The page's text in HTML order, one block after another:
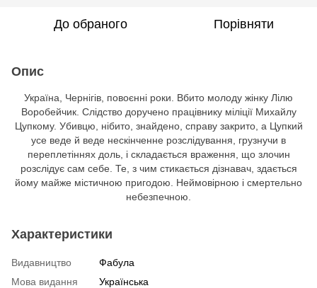
До обраного Порівняти
Опис
Україна, Чернігів, повоєнні роки. Вбито молоду жінку Лілю
Воробейчик. Слідство доручено працівнику міліції Михайлу
Цупкому. Убивцю, нібито, знайдено, справу закрито, а Цупкий
усе веде й веде нескінченне розслідування, грузнучи в
переплетіннях доль, і складається враження, що злочин
розслідує сам себе. Те, з чим стикається дізнавач, здається
йому майже містичною пригодою. Неймовірною і смертельно
небезпечною.
Характеристики
Видавництво
Фабула
Мова видання
Українська